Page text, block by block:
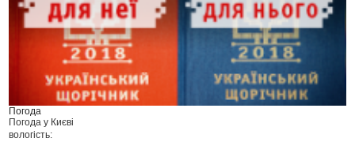
Погода
Погода у Києві
вологість: